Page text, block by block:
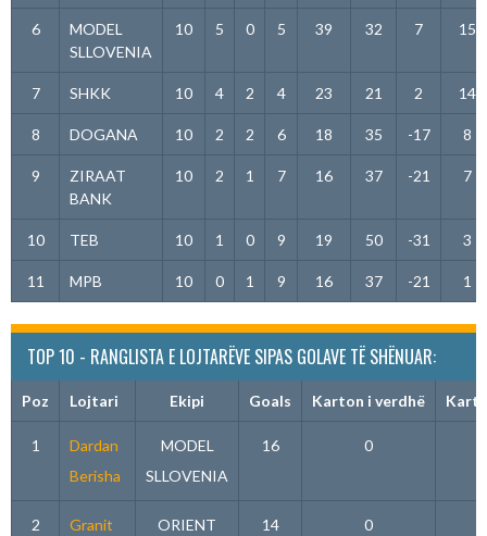
6
MODEL
SLLOVENIA
10 5 0 5 39 32 7 15
7 SHKK 10 4 2 4 23 21 2 14
8 DOGANA 10 2 2 6 18 35 -17 8
9
ZIRAAT
BANK
10 2 1 7 16 37 -21 7
10 TEB 10 1 0 9 19 50 -31 3
11 MPB 10 0 1 9 16 37 -21 1
TOP 10 - RANGLISTA E LOJTARËVE SIPAS GOLAVE TË SHËNUAR:
Poz Lojtari Ekipi Goals Karton i verdhë
1
Dardan
Berisha
MODEL
SLLOVENIA
16 0
2
Granit
ORIENT 14 0